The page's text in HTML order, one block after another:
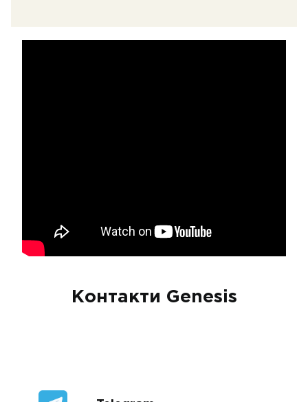
Контакти Genesis